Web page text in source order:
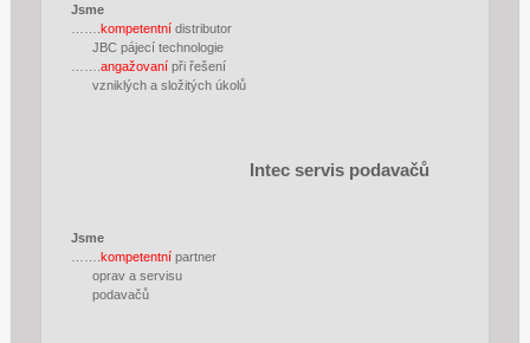
Jsme
kompetentní distributor
JBC pájecí technologie
angažovaní při řešení
vzniklých a složitých úkolů
Intec servis podavačů
Jsme
kompetentní partner
oprav a servisu
podavačů